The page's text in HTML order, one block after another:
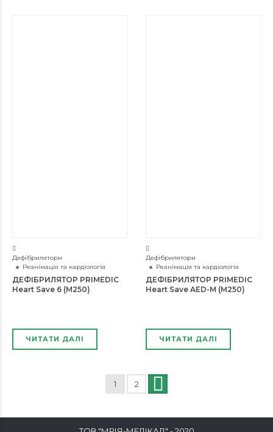
Дефібрилятори
Реанімація та кардіологія
ДЕФІБРИЛЯТОР PRIMEDIC
Heart Save 6 (M250)
ЧИТАТИ ДАЛІ
Дефібрилятори
Реанімація та кардіологія
ДЕФІБРИЛЯТОР PRIMEDIС
Heart Save AED-М (M250)
ЧИТАТИ ДАЛІ
1 2